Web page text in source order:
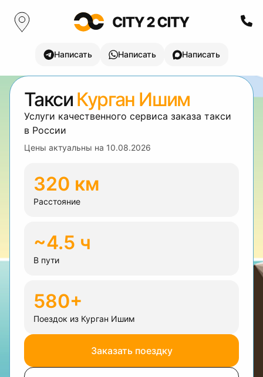
Написать Написать Написать
Такси Курган Ишим
Услуги качественного сервиса заказа такси
в России
Цены актуальны на 10.08.2026
320 км
Расстояние
~4.5 ч
В пути
580+
Поездок из Курган Ишим
Заказать поездку